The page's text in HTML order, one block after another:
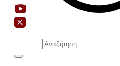
Αναζήτηση
για: